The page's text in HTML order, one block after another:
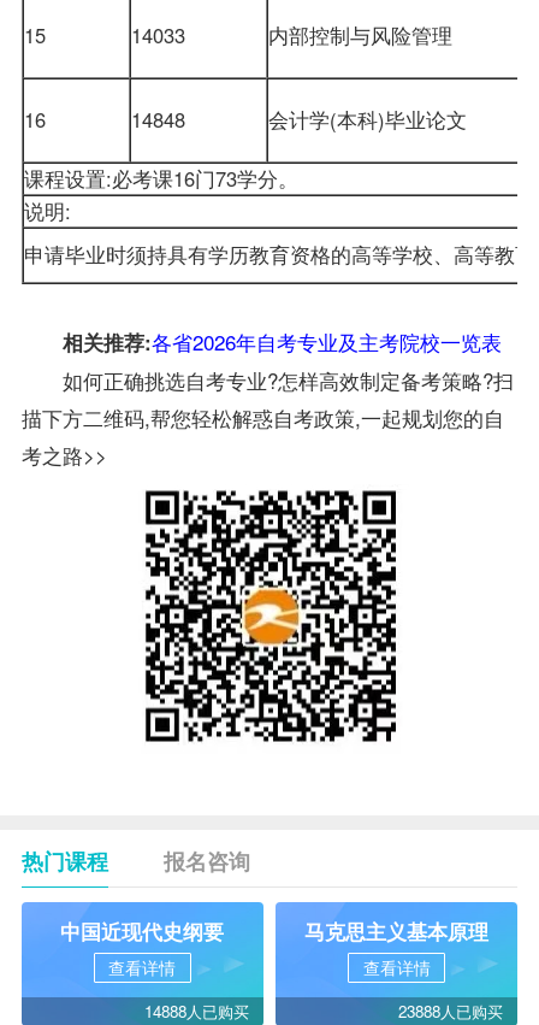
15 14033 内部控制与风险管理
16 14848 会计学(本科)毕业论文
课程设置:必考课16门73学分。
说明:
申请毕业时须持具有学历教育资格的高等学校、高等教
相关推荐:各省2026年自考专业及主考院校一览表
如何正确挑选自考专业?怎样高效制定备考策略?扫
描下方二维码,帮您轻松解惑自考政策,一起规划您的自
考之路>>
热门课程 报名咨询
中国近现代史纲要
查看详情
14888人已购买
马克思主义基本原理
查看详情
23888人已购买